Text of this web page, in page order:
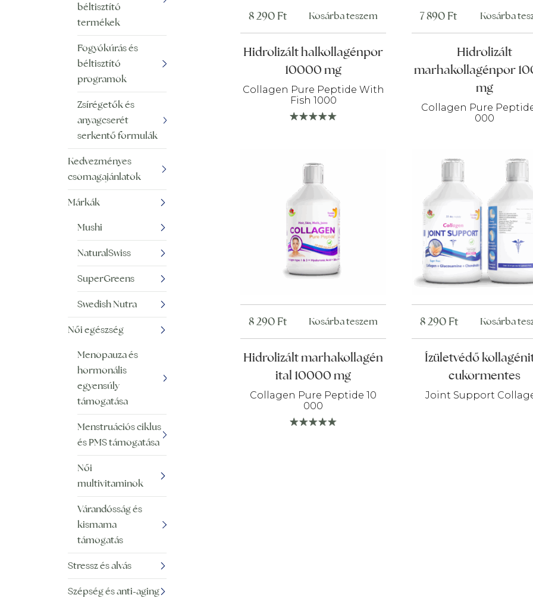
Hidrolizált halkollagénpor
10000 mg
Collagen Pure Peptide With
Fish 1000
8 290 Ft Kosárba teszem
Hidrolizált
marhakollagénpor
mg
Collagen Pure
000
7 890 Ft Kosárba
Hidrolizált marhakollagén
ital 10000 mg
Collagen Pure Peptide 10
000
8 290 Ft Kosárba teszem
Ízületvédő
cukormentes
Joint Support
8 290 Ft Kosárba
béltisztító
termékek
Fogyókúrás és
béltisztító
programok
Zsírégetők és
anyagcserét
serkentő formulák
Kedvezményes
csomagajánlatok
Márkák
Mushi
NaturalSwiss
SuperGreens
Swedish Nutra
Női egészség
Menopauza és
hormonális
egyensúly
támogatása
Menstruációs ciklus
és PMS támogatása
Női
multivitaminok
Várandósság és
kismama
támogatás
Stressz és alvás
Szépség és anti-aging